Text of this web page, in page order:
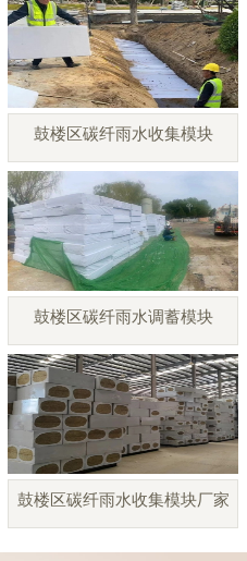
鼓楼区碳纤雨水收集模块
鼓楼区碳纤雨水调蓄模块
鼓楼区碳纤雨水收集模块厂家